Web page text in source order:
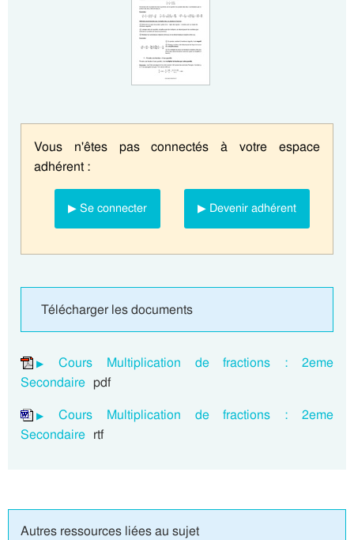
Vous n'êtes pas connectés à votre espace
adhérent :
▶ Se connecter ▶ Devenir adhérent
Télécharger les documents
Cours Multiplication de fractions : 2eme
Secondaire pdf
Cours Multiplication de fractions : 2eme
Secondaire rtf
Autres ressources liées au sujet